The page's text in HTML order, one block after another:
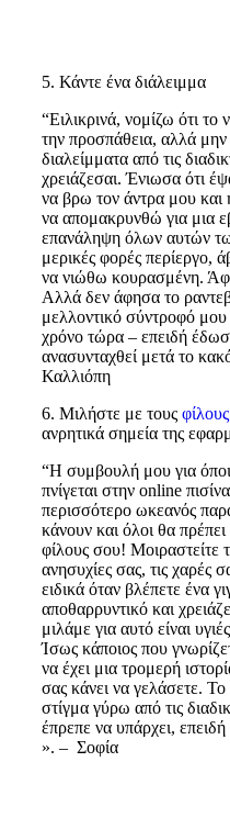
5. Κάντε ένα διάλειμμα
“Ειλικρινά, νομίζω ότι το
την προσπάθεια, αλλά μην
διαλείμματα από τις
χρειάζεσαι. Ένιωσα ότι
να βρω τον άντρα μου και
να απομακρυνθώ για μια
επανάληψη όλων αυτών
μερικές φορές περίεργο,
να νιώθω κουρασμένη.
Αλλά δεν άφησα το
μελλοντικό σύντροφό μου
χρόνο τώρα – επειδή
ανασυνταχθεί μετά το
Καλλιόπη
6. Μιλήστε με τους φίλους
ανρητικά σημεία της
“Η συμβουλή μου για
πνίγεται στην online
περισσότερο ωκεανός
κάνουν και όλοι θα
φίλους σου! Μοιραστείτε
ανησυχίες σας, τις χαρές
ειδικά όταν βλέπετε ένα
αποθαρρυντικό και
μιλάμε για αυτό είναι
Ίσως κάποιος που
να έχει μια τρομερή
σας κάνει να γελάσετε. Το
στίγμα γύρω από τις
έπρεπε να υπάρχει, επειδή
». – Σοφία